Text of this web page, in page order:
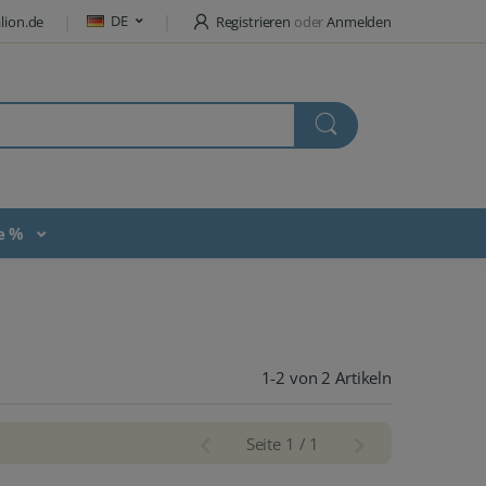
DE Registrieren oderAnmelden
%
1-2 von 2 Artikeln
Seite 1 / 1